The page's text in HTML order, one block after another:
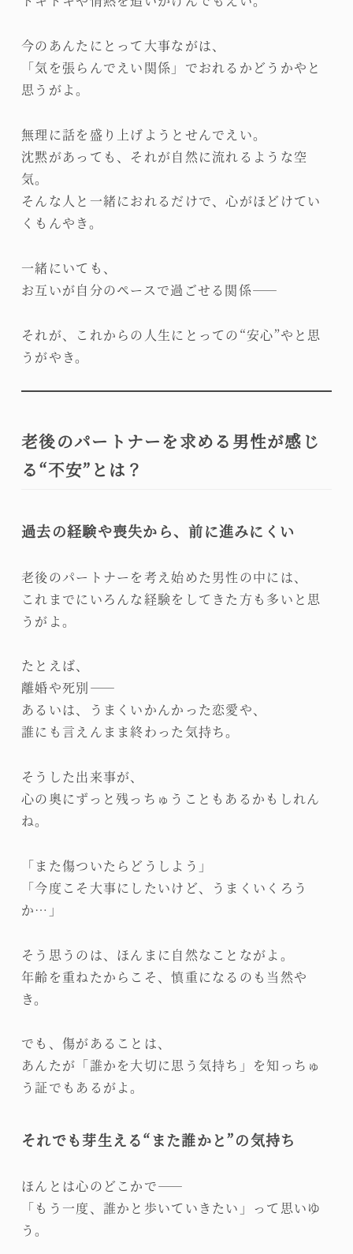
今のあんたにとって大事ながは、
「気を張らんでえい関係」でおれるかどうかやと
思うがよ。
無理に話を盛り上げようとせんでえい。
沈黙があっても、それが自然に流れるような空
気。
そんな人と一緒におれるだけで、心がほどけてい
くもんやき。
一緒にいても、
お互いが自分のペースで過ごせる関係――
それが、これからの人生にとっての“安心”やと思
うがやき。
老後のパートナーを求める男性が感じ
る“不安”とは？
過去の経験や喪失から、前に進みにくい
老後のパートナーを考え始めた男性の中には、
これまでにいろんな経験をしてきた方も多いと思
うがよ。
たとえば、
離婚や死別――
あるいは、うまくいかんかった恋愛や、
誰にも言えんまま終わった気持ち。
そうした出来事が、
心の奥にずっと残っちゅうこともあるかもしれん
ね。
「また傷ついたらどうしよう」
「今度こそ大事にしたいけど、うまくいくろう
か…」
そう思うのは、ほんまに自然なことながよ。
年齢を重ねたからこそ、慎重になるのも当然や
き。
でも、傷があることは、
あんたが「誰かを大切に思う気持ち」を知っちゅ
う証でもあるがよ。
それでも芽生える“また誰かと”の気持ち
ほんとは心のどこかで――
「もう一度、誰かと歩いていきたい」って思いゆ
う。